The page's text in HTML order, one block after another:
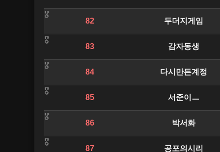
82 두더지게임
83 감자동생
84 다시만든계정
85 서준이ㅡ
86 박서화
87 공포의시리